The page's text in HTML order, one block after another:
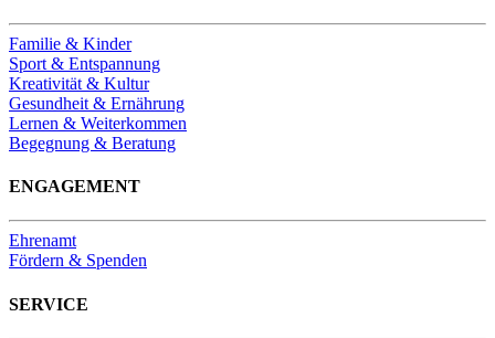
Familie & Kinder
Sport & Entspannung
Kreativität & Kultur
Gesundheit & Ernährung
Lernen & Weiterkommen
Begegnung & Beratung
ENGAGEMENT
Ehrenamt
Fördern & Spenden
SERVICE